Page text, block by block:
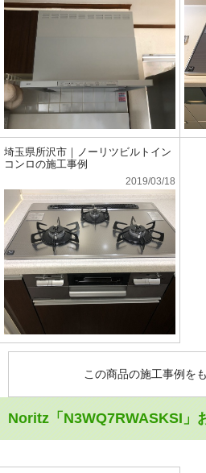
埼玉県所沢市｜ノーリツビルトイン
コンロの施工事例
2019/03/18
この商品の施工事例を
Noritz「N3WQ7RWASKSI」